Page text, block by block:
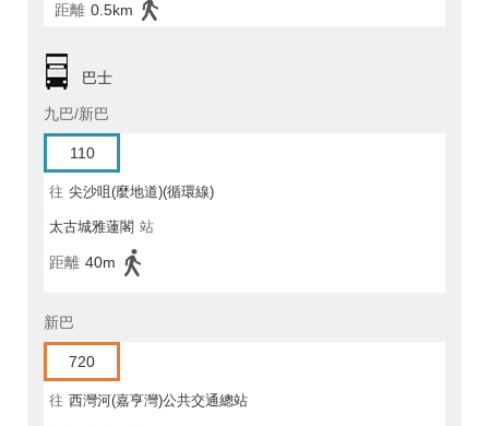
距離 0.5km
巴士
九巴/新巴
110
往 尖沙咀(麼地道)(循環線)
太古城雅蓮閣 站
距離 40m
新巴
720
往 西灣河(嘉亨灣)公共交通總站